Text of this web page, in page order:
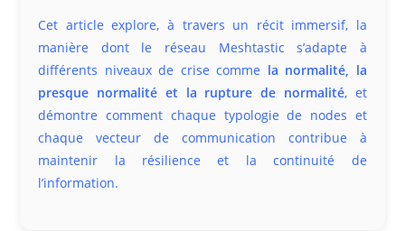
Cet article explore, à travers un récit immersif, la
manière dont le réseau Meshtastic s’adapte à
différents niveaux de crise comme la normalité, la
presque normalité et la rupture de normalité, et
démontre comment chaque typologie de nodes et
chaque vecteur de communication contribue à
maintenir la résilience et la continuité de
l’information.